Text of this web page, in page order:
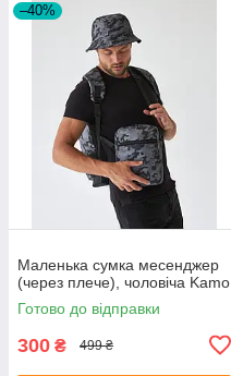
–40%
Маленька сумка месенджер
(через плече), чоловіча Kamo
Готово до відправки
300 ₴ 499 ₴